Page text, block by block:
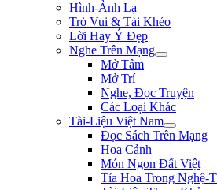
Hình-Ảnh Lạ
Trò Vui & Tài Khéo
Lời Hay Ý Đẹp
Nghe Trên Mạng
Mở Tâm
Mở Trí
Nghe, Đọc Truyện
Các Loại Khác
Tài-Liệu Việt Nam
Đọc Sách Trên Mạng
Hoa Cảnh
Món Ngon Đất Việt
Tỉa Hoa Trong Nghệ-